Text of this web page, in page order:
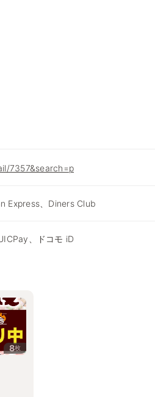
7357&search=p
Express、Diners Club
、ドコモ iD
8枚